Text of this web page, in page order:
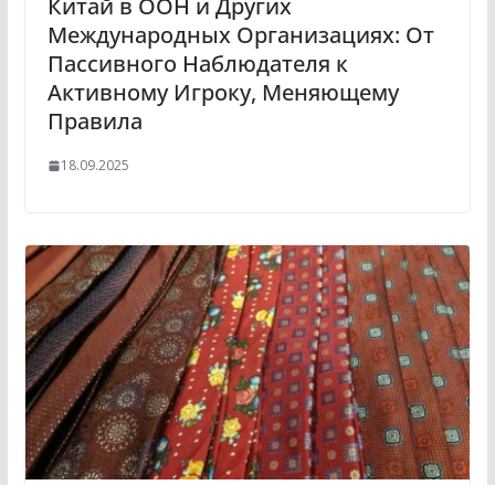
Китай в ООН и Других
Международных Организациях: От
Пассивного Наблюдателя к
Активному Игроку, Меняющему
Правила
18.09.2025